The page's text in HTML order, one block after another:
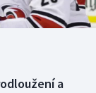
a